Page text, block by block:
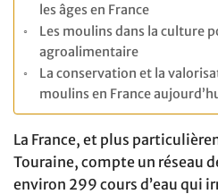
les âges en France
Les moulins dans la culture
agroalimentaire
La conservation et la
moulins en France
La France, et plus
Touraine, compte un réseau
environ 299 cours d’eau qui